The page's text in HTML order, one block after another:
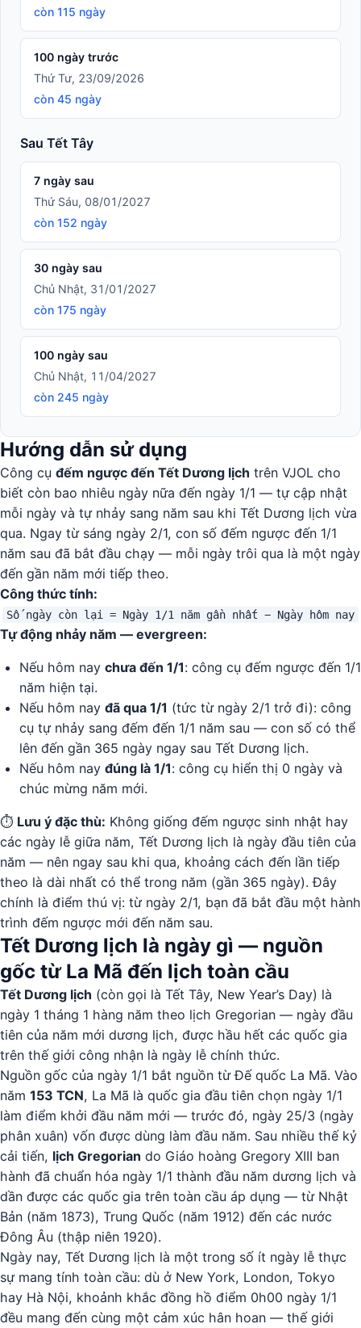
còn 115 ngày
100 ngày trước
Thứ Tư, 23/09/2026
còn 45 ngày
Sau Tết Tây
7 ngày sau
Thứ Sáu, 08/01/2027
còn 152 ngày
30 ngày sau
Chủ Nhật, 31/01/2027
còn 175 ngày
100 ngày sau
Chủ Nhật, 11/04/2027
còn 245 ngày
Hướng dẫn sử dụng
Công cụ đếm ngược đến Tết Dương lịch trên VJOL cho
biết còn bao nhiêu ngày nữa đến ngày 1/1 — tự cập nhật
mỗi ngày và tự nhảy sang năm sau khi Tết Dương lịch vừa
qua. Ngay từ sáng ngày 2/1, con số đếm ngược đến 1/1
năm sau đã bắt đầu chạy — mỗi ngày trôi qua là một ngày
đến gần năm mới tiếp theo.
Công thức tính:
Số ngày còn lại = Ngày 1/1 năm gần nhất − Ngày hôm nay
Tự động nhảy năm — evergreen:
Nếu hôm nay chưa đến 1/1: công cụ đếm ngược đến 1/1
năm hiện tại.
Nếu hôm nay đã qua 1/1 (tức từ ngày 2/1 trở đi): công
cụ tự nhảy sang đếm đến 1/1 năm sau — con số có thể
lên đến gần 365 ngày ngay sau Tết Dương lịch.
Nếu hôm nay đúng là 1/1: công cụ hiển thị 0 ngày và
chúc mừng năm mới.
⏱️ Lưu ý đặc thù: Không giống đếm ngược sinh nhật hay
các ngày lễ giữa năm, Tết Dương lịch là ngày đầu tiên của
năm — nên ngay sau khi qua, khoảng cách đến lần tiếp
theo là dài nhất có thể trong năm (gần 365 ngày). Đây
chính là điểm thú vị: từ ngày 2/1, bạn đã bắt đầu một hành
trình đếm ngược mới đến năm sau.
Tết Dương lịch là ngày gì — nguồn
gốc từ La Mã đến lịch toàn cầu
Tết Dương lịch (còn gọi là Tết Tây, New Year’s Day) là
ngày 1 tháng 1 hàng năm theo lịch Gregorian — ngày đầu
tiên của năm mới dương lịch, được hầu hết các quốc gia
trên thế giới công nhận là ngày lễ chính thức.
Nguồn gốc của ngày 1/1 bắt nguồn từ Đế quốc La Mã. Vào
năm 153 TCN, La Mã là quốc gia đầu tiên chọn ngày 1/1
làm điểm khởi đầu năm mới — trước đó, ngày 25/3 (ngày
phân xuân) vốn được dùng làm đầu năm. Sau nhiều thế kỷ
cải tiến, lịch Gregorian do Giáo hoàng Gregory XIII ban
hành đã chuẩn hóa ngày 1/1 thành đầu năm dương lịch và
dần được các quốc gia trên toàn cầu áp dụng — từ Nhật
Bản (năm 1873), Trung Quốc (năm 1912) đến các nước
Đông Âu (thập niên 1920).
Ngày nay, Tết Dương lịch là một trong số ít ngày lễ thực
sự mang tính toàn cầu: dù ở New York, London, Tokyo
hay Hà Nội, khoảnh khắc đồng hồ điểm 0h00 ngày 1/1
đều mang đến cùng một cảm xúc hân hoan — thế giới